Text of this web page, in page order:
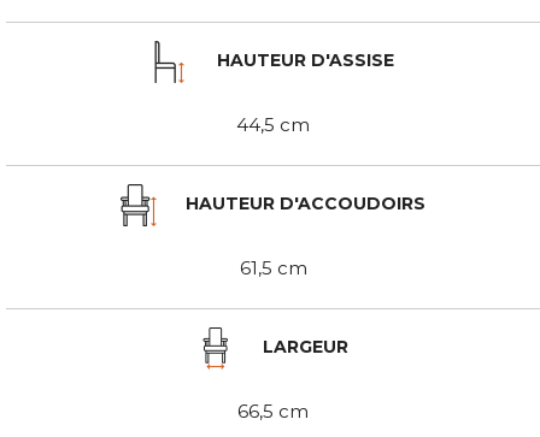
HAUTEUR D'ASSISE
44,5 cm
HAUTEUR D'ACCOUDOIRS
61,5 cm
LARGEUR
66,5 cm